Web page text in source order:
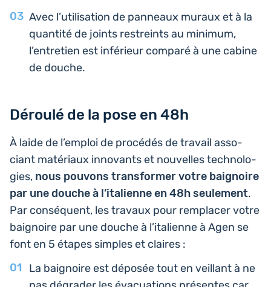
Avec l’uti­li­sa­tion de pan­neaux muraux et à la
quan­ti­té de joints res­treints au minimum,
l’entre­tien est infé­rieur comparé à une cabine
de douche.
Déroulé de la pose en 48h
À laide de l’em­ploi de pro­cé­dés de travail asso­
ciant maté­riaux inno­vants et nou­velles tech­no­lo­
gies, nous pouvons trans­for­mer votre bai­gnoire
par une douche à l’i­ta­lienne en 48h seule­ment.
Par consé­quent, les travaux pour rem­pla­cer votre
bai­gnoire par une douche à l’i­ta­lienne à Agen se
font en 5 étapes simples et claires :
La bai­gnoire est déposée tout en veillant à ne